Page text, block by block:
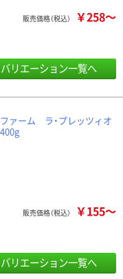
販売価格（税込） ￥258～
バリエーション一覧へ
ァーム ラ・プレッツィオ
販売価格（税込） ￥155～
バリエーション一覧へ